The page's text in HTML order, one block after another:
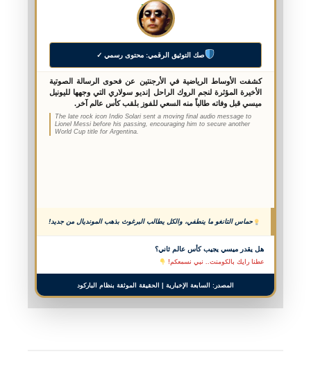
صك التوثيق الرقمي: محتوى رسمي ✓
كشفت الأوساط الرياضية في الأرجنتين عن فحوى الرسالة الصوتية
الأخيرة المؤثرة لنجم الروك الراحل إنديو سولاري التي وجهها لليونيل
ميسي قبل وفاته طالباً منه السعي للفوز بلقب كأس عالم آخر.
The late rock icon Indio Solari sent a moving final audio message to
Lionel Messi before his passing, encouraging him to secure another
World Cup title for Argentina.
حماس التانغو ما ينطفي، والكل يطالب البرغوث بذهب المونديال من جديد!
هل يقدر ميسي يجيب كأس عالم ثاني؟
عطنا رايك بالكومنت.. نبي نسمعكم!
المصدر: السابعة الإخبارية | الحقيقة الموثقة بنظام الباركود